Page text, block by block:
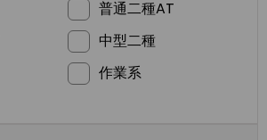
普通二種AT
中型二種
作業系